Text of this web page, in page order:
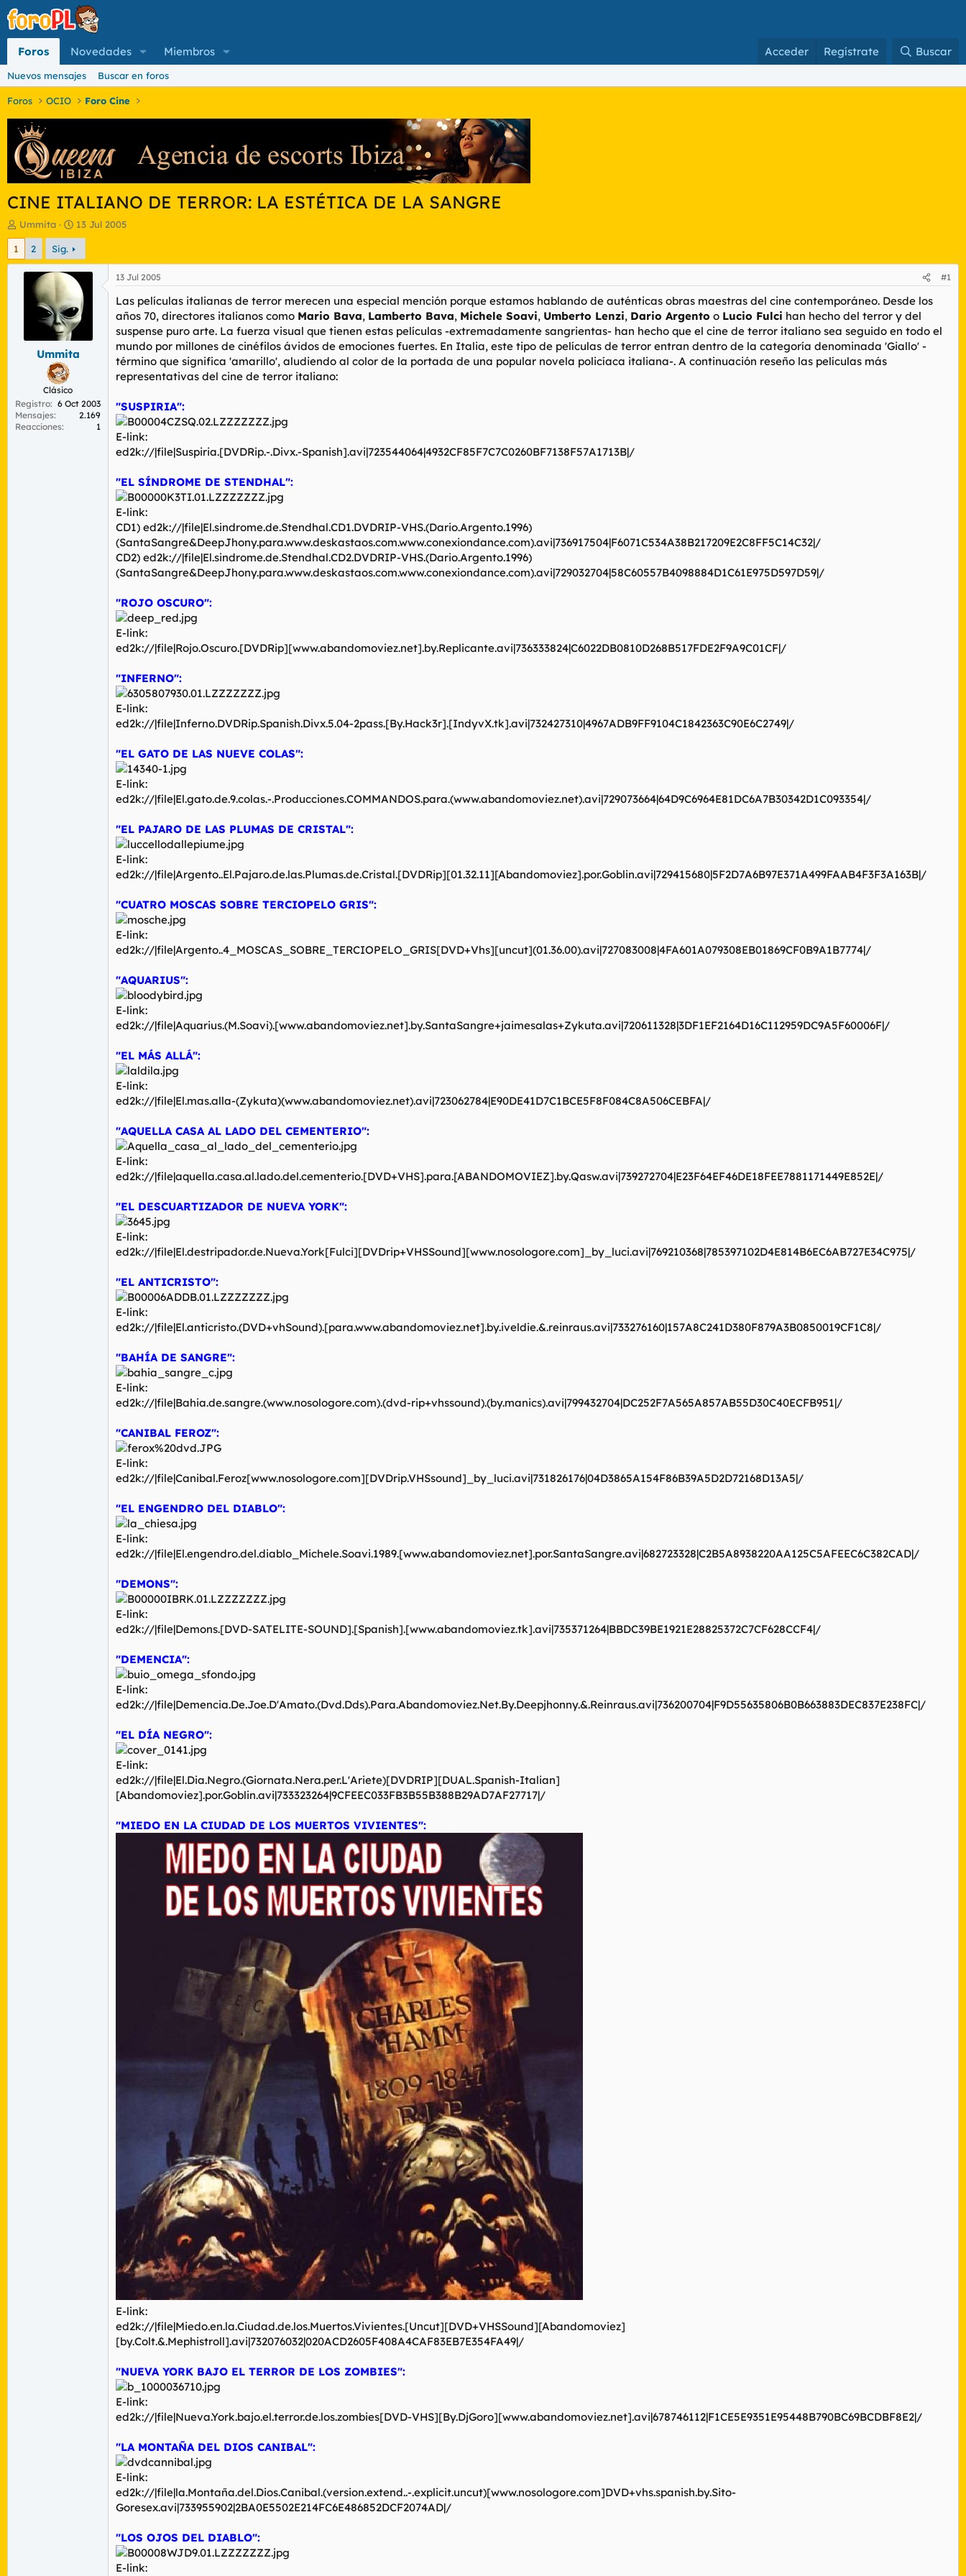
Foros Novedades Miembros Acceder Regístrate Buscar
Nuevos mensajes Buscar en foros
Foros OCIO Foro Cine
CINE ITALIANO DE TERROR: LA ESTÉTICA DE LA SANGRE
I
n
c
d
m
a
Ummita
F
e
h
a
d
e
i
n
i
c
13 Jul 2005
1 2 Sig.
Ummita
Clásico
Registro
6 Oct 2003
Mensajes
2.169
Reacciones
1
13 Jul 2005 #1
Las películas italianas de terror merecen una especial mención porque estamos hablando de auténticas obras maestras del cine contemporáneo. Desde los
años 70, directores italianos como Mario Bava, Lamberto Bava, Michele Soavi, Umberto Lenzi, Dario Argento o Lucio Fulci han hecho del terror y del
suspense puro arte. La fuerza visual que tienen estas películas -extremadamente sangrientas- han hecho que el cine de terror italiano sea seguido en todo el
mundo por millones de cinéfilos ávidos de emociones fuertes. En Italia, este tipo de películas de terror entran dentro de la categoría denominada 'Giallo' -
término que significa 'amarillo', aludiendo al color de la portada de una popular novela policíaca italiana-. A continuación reseño las películas más
representativas del cine de terror italiano:
"SUSPIRIA":
E-link:
ed2k://|file|Suspiria.[DVDRip.-.Divx.-Spanish].avi|723544064|4932CF85F7C7C0260BF7138F57A1713B|/
"EL SÍNDROME DE STENDHAL":
E-link:
CD1) ed2k://|file|El.sindrome.de.Stendhal.CD1.DVDRIP-VHS.(Dario.Argento.1996)
(SantaSangre&DeepJhony.para.www.deskastaos.com.www.conexiondance.com).avi|736917504|F6071C534A38B217209E2C8FF5C14C32|/
CD2) ed2k://|file|El.sindrome.de.Stendhal.CD2.DVDRIP-VHS.(Dario.Argento.1996)
(SantaSangre&DeepJhony.para.www.deskastaos.com.www.conexiondance.com).avi|729032704|58C60557B4098884D1C61E975D597D59|/
"ROJO OSCURO":
E-link:
ed2k://|file|Rojo.Oscuro.[DVDRip][www.abandomoviez.net].by.Replicante.avi|736333824|C6022DB0810D268B517FDE2F9A9C01CF|/
"INFERNO":
E-link:
ed2k://|file|Inferno.DVDRip.Spanish.Divx.5.04-2pass.[By.Hack3r].[IndyvX.tk].avi|732427310|4967ADB9FF9104C1842363C90E6C2749|/
"EL GATO DE LAS NUEVE COLAS":
E-link:
ed2k://|file|El.gato.de.9.colas.-.Producciones.COMMANDOS.para.(www.abandomoviez.net).avi|729073664|64D9C6964E81DC6A7B30342D1C093354|/
"EL PAJARO DE LAS PLUMAS DE CRISTAL":
E-link:
ed2k://|file|Argento..El.Pajaro.de.las.Plumas.de.Cristal.[DVDRip][01.32.11][Abandomoviez].por.Goblin.avi|729415680|5F2D7A6B97E371A499FAAB4F3F3A163B|/
"CUATRO MOSCAS SOBRE TERCIOPELO GRIS":
E-link:
ed2k://|file|Argento..4_MOSCAS_SOBRE_TERCIOPELO_GRIS[DVD+Vhs][uncut](01.36.00).avi|727083008|4FA601A079308EB01869CF0B9A1B7774|/
"AQUARIUS":
E-link:
ed2k://|file|Aquarius.(M.Soavi).[www.abandomoviez.net].by.SantaSangre+jaimesalas+Zykuta.avi|720611328|3DF1EF2164D16C112959DC9A5F60006F|/
"EL MÁS ALLÁ":
E-link:
ed2k://|file|El.mas.alla-(Zykuta)(www.abandomoviez.net).avi|723062784|E90DE41D7C1BCE5F8F084C8A506CEBFA|/
"AQUELLA CASA AL LADO DEL CEMENTERIO":
E-link:
ed2k://|file|aquella.casa.al.lado.del.cementerio.[DVD+VHS].para.[ABANDOMOVIEZ].by.Qasw.avi|739272704|E23F64EF46DE18FEE7881171449E852E|/
"EL DESCUARTIZADOR DE NUEVA YORK":
E-link:
ed2k://|file|El.destripador.de.Nueva.York[Fulci][DVDrip+VHSSound][www.nosologore.com]_by_luci.avi|769210368|785397102D4E814B6EC6AB727E34C975|/
"EL ANTICRISTO":
E-link:
ed2k://|file|El.anticristo.(DVD+vhSound).[para.www.abandomoviez.net].by.iveldie.&.reinraus.avi|733276160|157A8C241D380F879A3B0850019CF1C8|/
"BAHÍA DE SANGRE":
E-link:
ed2k://|file|Bahia.de.sangre.(www.nosologore.com).(dvd-rip+vhssound).(by.manics).avi|799432704|DC252F7A565A857AB55D30C40ECFB951|/
"CANIBAL FEROZ":
E-link:
ed2k://|file|Canibal.Feroz[www.nosologore.com][DVDrip.VHSsound]_by_luci.avi|731826176|04D3865A154F86B39A5D2D72168D13A5|/
"EL ENGENDRO DEL DIABLO":
E-link:
ed2k://|file|El.engendro.del.diablo_Michele.Soavi.1989.[www.abandomoviez.net].por.SantaSangre.avi|682723328|C2B5A8938220AA125C5AFEEC6C382CAD|/
"DEMONS":
E-link:
ed2k://|file|Demons.[DVD-SATELITE-SOUND].[Spanish].[www.abandomoviez.tk].avi|735371264|BBDC39BE1921E28825372C7CF628CCF4|/
"DEMENCIA":
E-link:
ed2k://|file|Demencia.De.Joe.D'Amato.(Dvd.Dds).Para.Abandomoviez.Net.By.Deepjhonny.&.Reinraus.avi|736200704|F9D55635806B0B663883DEC837E238FC|/
"EL DÍA NEGRO":
E-link:
ed2k://|file|El.Dia.Negro.(Giornata.Nera.per.L'Ariete)[DVDRIP][DUAL.Spanish-Italian]
[Abandomoviez].por.Goblin.avi|733323264|9CFEEC033FB3B55B388B29AD7AF27717|/
"MIEDO EN LA CIUDAD DE LOS MUERTOS VIVIENTES":
E-link:
ed2k://|file|Miedo.en.la.Ciudad.de.los.Muertos.Vivientes.[Uncut][DVD+VHSSound][Abandomoviez]
[by.Colt.&.Mephistroll].avi|732076032|020ACD2605F408A4CAF83EB7E354FA49|/
"NUEVA YORK BAJO EL TERROR DE LOS ZOMBIES":
E-link:
ed2k://|file|Nueva.York.bajo.el.terror.de.los.zombies[DVD-VHS][By.DjGoro][www.abandomoviez.net].avi|678746112|F1CE5E9351E95448B790BC69BCDBF8E2|/
"LA MONTAÑA DEL DIOS CANIBAL":
E-link:
ed2k://|file|la.Montaña.del.Dios.Canibal.(version.extend..-.explicit.uncut)[www.nosologore.com]DVD+vhs.spanish.by.Sito-
Goresex.avi|733955902|2BA0E5502E214FC6E486852DCF2074AD|/
"LOS OJOS DEL DIABLO":
E-link: